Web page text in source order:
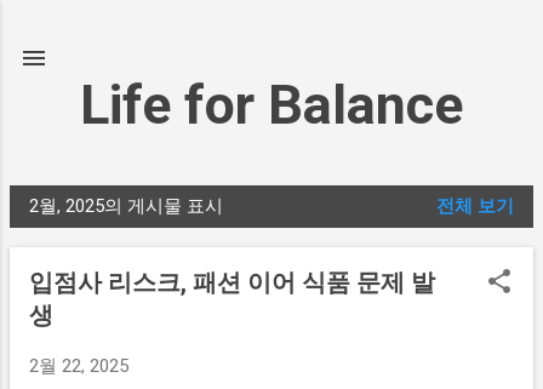
Life for Balance
글
2월, 2025의 게시물 표시 전체 보기
입점사 리스크, 패션 이어 식품 문제 발
생
2월 22, 2025